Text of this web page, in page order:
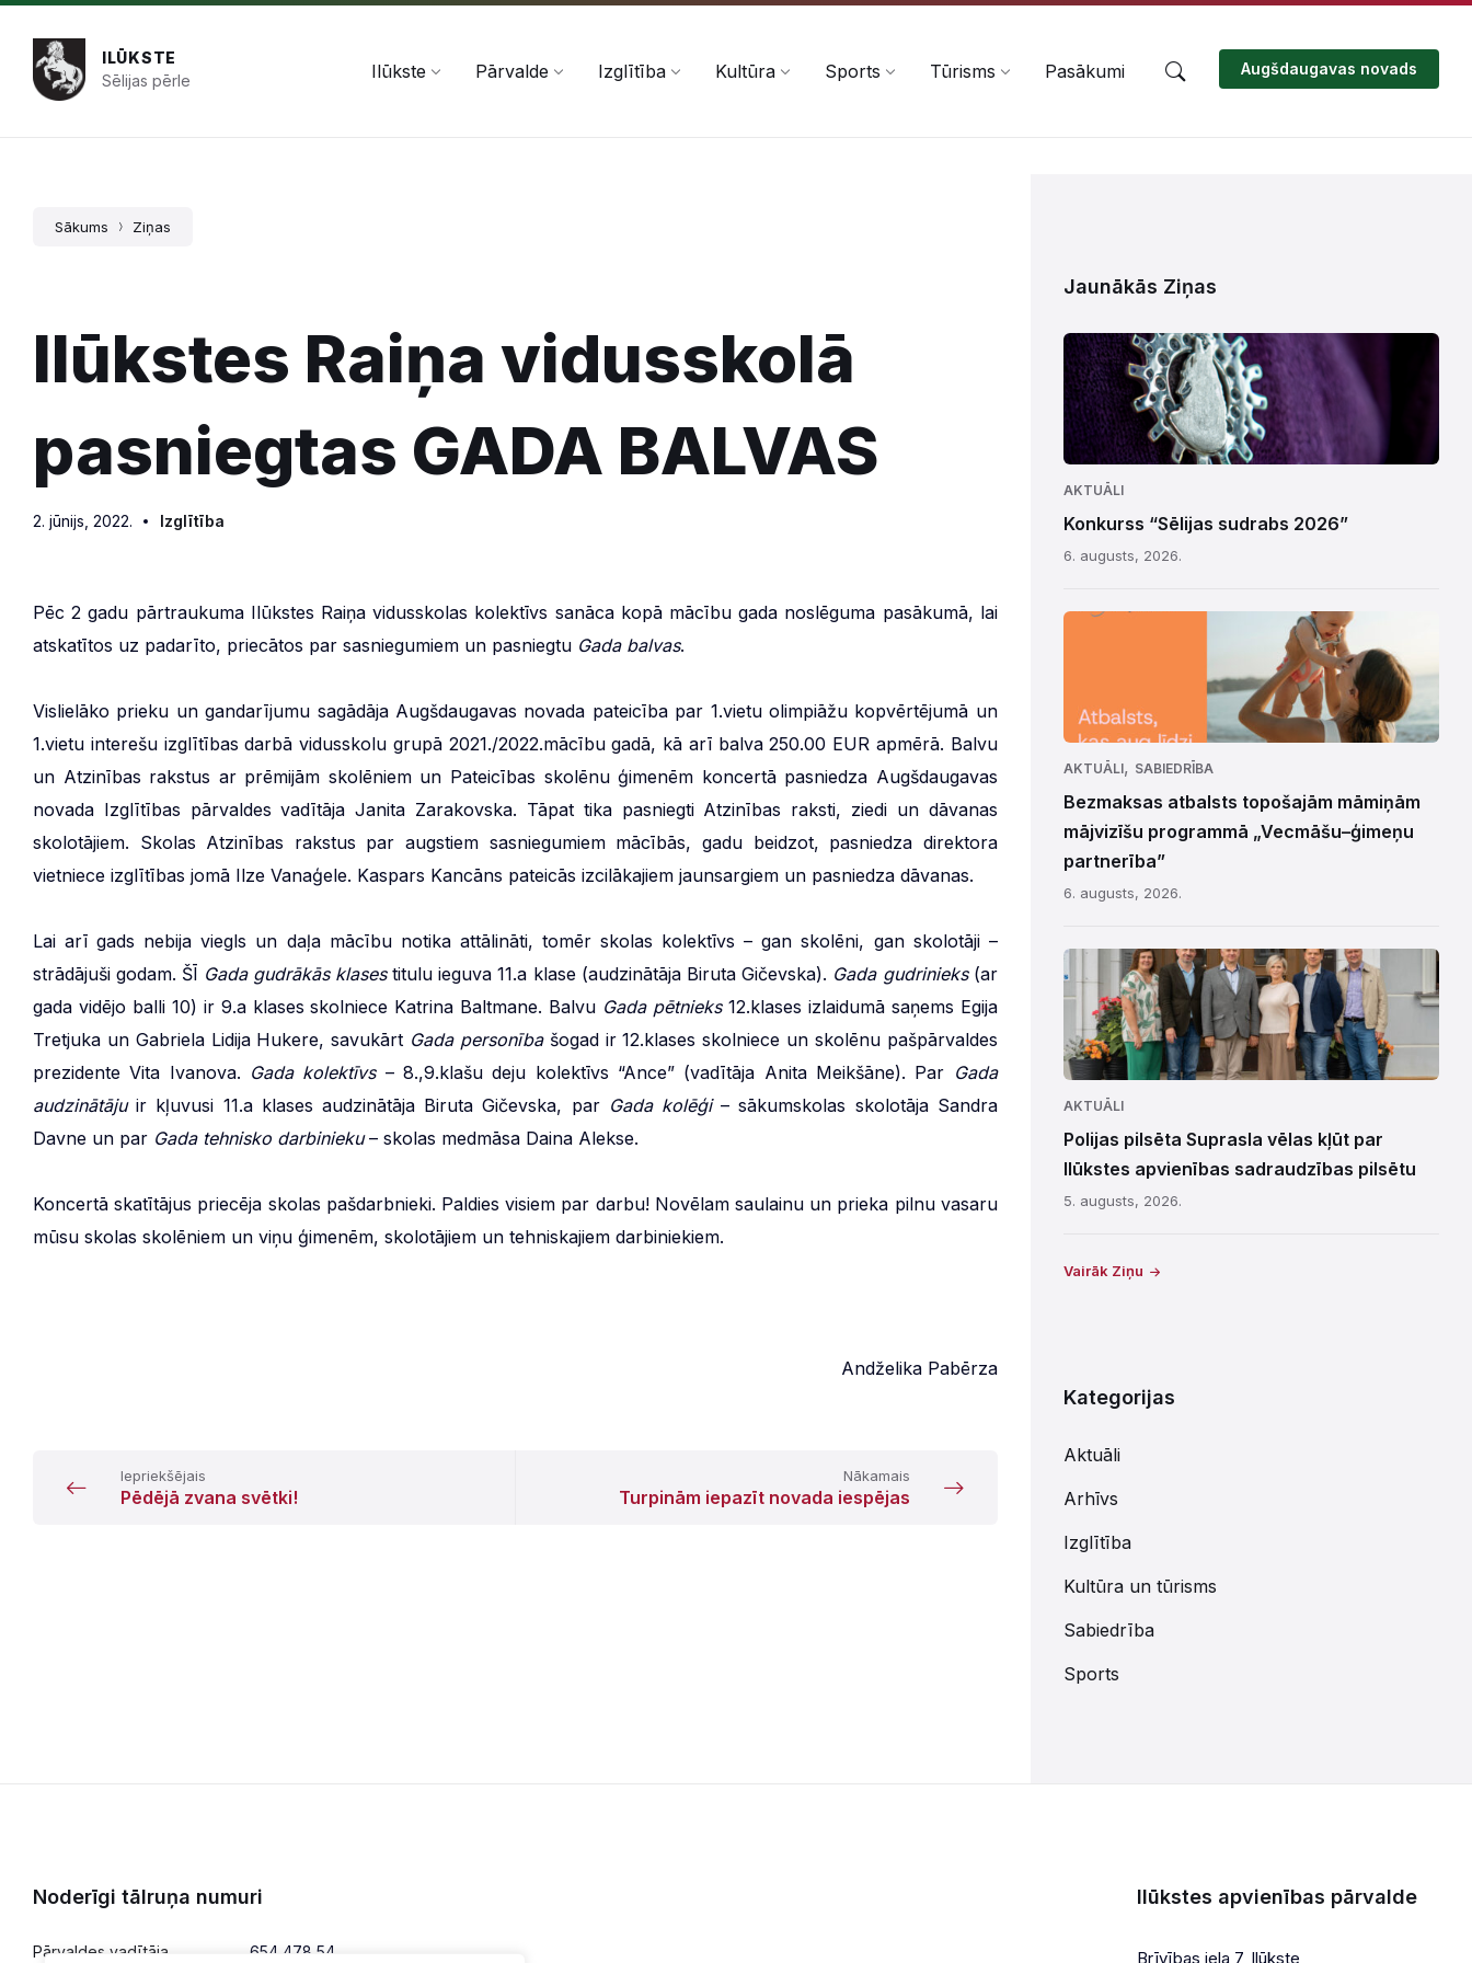
Pāriet
saturu
Skip
navigation
Skip
footer
ILŪKSTE
Sēlijas pērle
Ilūkste Pārvalde Izglītība Kultūra Sports Tūrisms Pasākumi Augšdaugavas novads
Sākums Ziņas
Ilūkstes Raiņa vidusskolā
pasniegtas GADA BALVAS
2. jūnijs, 2022. Izglītība
Pēc 2 gadu pārtraukuma Ilūkstes Raiņa vidusskolas kolektīvs sanāca kopā mācību gada noslēguma pasākumā, lai
atskatītos uz padarīto, priecātos par sasniegumiem un pasniegtu Gada balvas.
Vislielāko prieku un gandarījumu sagādāja Augšdaugavas novada pateicība par 1.vietu olimpiāžu kopvērtējumā un
1.vietu interešu izglītības darbā vidusskolu grupā 2021./2022.mācību gadā, kā arī balva 250.00 EUR apmērā. Balvu
un Atzinības rakstus ar prēmijām skolēniem un Pateicības skolēnu ģimenēm koncertā pasniedza Augšdaugavas
novada Izglītības pārvaldes vadītāja Janita Zarakovska. Tāpat tika pasniegti Atzinības raksti, ziedi un dāvanas
skolotājiem. Skolas Atzinības rakstus par augstiem sasniegumiem mācībās, gadu beidzot, pasniedza direktora
vietniece izglītības jomā Ilze Vanaģele. Kaspars Kancāns pateicās izcilākajiem jaunsargiem un pasniedza dāvanas.
Lai arī gads nebija viegls un daļa mācību notika attālināti, tomēr skolas kolektīvs – gan skolēni, gan skolotāji –
strādājuši godam. ŠĪ Gada gudrākās klasestitulu ieguva 11.a klase (audzinātāja Biruta Gičevska). Gada gudrinieks(ar
gada vidējo balli 10) ir 9.a klases skolniece Katrina Baltmane. Balvu Gada pētnieks12.klases izlaidumā saņems Egija
Tretjuka un Gabriela Lidija Hukere, savukārt Gada personībašogad ir 12.klases skolniece un skolēnu pašpārvaldes
prezidente Vita Ivanova. Gada kolektīvs– 8.,9.klašu deju kolektīvs “Ance” (vadītāja Anita Meikšāne). Par Gada
audzinātājuir kļuvusi 11.a klases audzinātāja Biruta Gičevska, par Gada kolēģi– sākumskolas skolotāja Sandra
Davne un par Gada tehnisko darbinieku– skolas medmāsa Daina Alekse.
Koncertā skatītājus priecēja skolas pašdarbnieki. Paldies visiem par darbu! Novēlam saulainu un prieka pilnu vasaru
mūsu skolas skolēniem un viņu ģimenēm, skolotājiem un tehniskajiem darbiniekiem.
Andželika Pabērza
Iepriekšējais
Pēdējā zvana svētki!
Nākamais
Turpinām iepazīt novada iespējas
Jaunākās Ziņas
AKTUĀLI
Konkurss “Sēlijas sudrabs 2026”
6. augusts, 2026.
AKTUĀLI, SABIEDRĪBA
Bezmaksas atbalsts topošajām māmiņām
mājvizīšu programmā „Vecmāšu–ģimeņu
partnerība”
6. augusts, 2026.
AKTUĀLI
Polijas pilsēta Suprasla vēlas kļūt par
Ilūkstes apvienības sadraudzības pilsētu
5. augusts, 2026.
Vairāk Ziņu
Kategorijas
Aktuāli
Arhīvs
Izglītība
Kultūra un tūrisms
Sabiedrība
Sports
Noderīgi tālruņa numuri
Pārvaldes vadītāja 654 478 54
Ilūkstes apvienības pārvalde
Brīvības iela 7, Ilūkste,